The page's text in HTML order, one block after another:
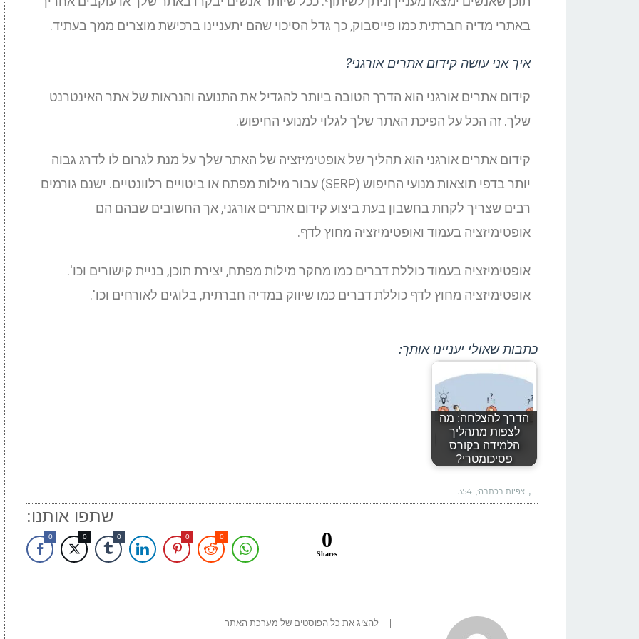
באתרי מדיה חברתית כמו פייסבוק, כך גדל הסיכוי שהם יתעניינו ברכישת מוצרים ממך בעתיד.
איך אני עושה קידום אתרים אורגני?
קידום אתרים אורגני הוא הדרך הטובה ביותר להגדיל את התנועה והנראות של אתר האינטרנט
שלך. זה הכל על הפיכת האתר שלך לגלוי למנועי החיפוש.
קידום אתרים אורגני הוא תהליך של אופטימיזציה של האתר שלך על מנת לגרום לו לדרג גבוה
יותר בדפי תוצאות מנועי החיפוש (SERP) עבור מילות מפתח או ביטויים רלוונטיים. ישנם גורמים
רבים שצריך לקחת בחשבון בעת ביצוע קידום אתרים אורגני, אך החשובים שבהם הם
אופטימיזציה בעמוד ואופטימיזציה מחוץ לדף.
אופטימיזציה בעמוד כוללת דברים כמו מחקר מילות מפתח, יצירת תוכן, בניית קישורים וכו'.
אופטימיזציה מחוץ לדף כוללת דברים כמו שיווק במדיה חברתית, בלוגים לאורחים וכו'.
כתבות שאולי יעניינו אותך:
הדרך להצלחה: מה
לצפות מתהליך
הלמידה בקורס
פסיכומטרי?
צפיות בכתבה: 354
שתפו אותנו:
0 0 0 0 0 0
Shares
להציג את כל הפוסטים של מערכת האתר